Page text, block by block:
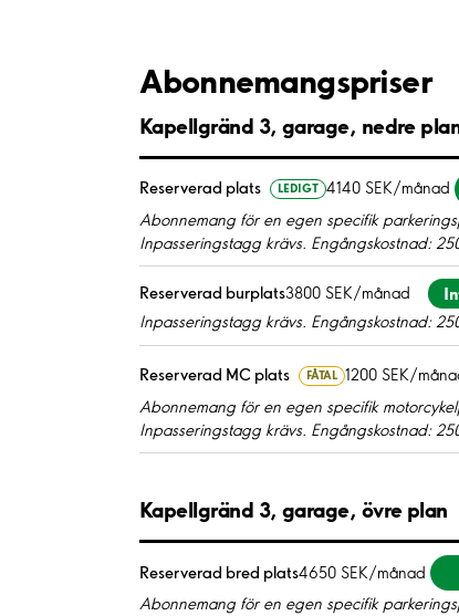
Abonnemangspriser
Kapellgränd 3, garage, nedre
Reserverad plats LEDIGT 4140 SEK/månad
Abonnemang för en egen specifik
Inpasseringstagg krävs. Engångskostnad:
Reserverad burplats3800 SEK/månad
Inpasseringstagg krävs. Engångskostnad:
Reserverad MC plats FÅTAL 1200 SEK/
Abonnemang för en egen specifik
Inpasseringstagg krävs. Engångskostnad:
Kapellgränd 3, garage, övre plan
Reserverad bred plats4650 SEK/månad
Abonnemang för en egen specifik